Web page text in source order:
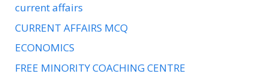
current affairs
CURRENT AFFAIRS MCQ
ECONOMICS
FREE MINORITY COACHING CENTRE